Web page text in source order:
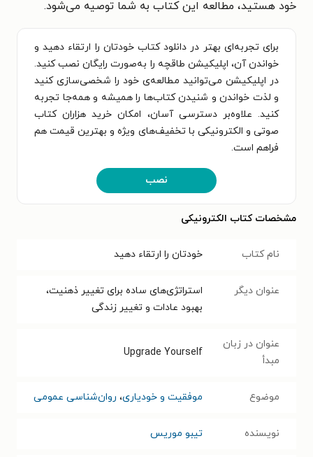
خود هستید، مطالعه این کتاب به شما توصیه می‌شود.
برای تجربه‌ای بهتر در دانلود کتاب خودتان را ارتقاء دهید و
خواندن آن، اپلیکیشن طاقچه را به‌صورت رایگان نصب کنید.
در اپلیکیشن می‌توانید مطالعه‌ی خود را شخصی‌سازی کنید
و لذت خواندن و شنیدن کتاب‌ها را همیشه و همه‌جا تجربه
کنید. علاوه‌بر دسترسی آسان، امکان خرید هزاران کتاب
صوتی و الکترونیکی با تخفیف‌های ویژه و بهترین قیمت هم
فراهم است.
نصب
مشخصات کتاب الکترونیکی
نام کتاب خودتان را ارتقاء دهید
عنوان دیگر
استراتژی‌های ساده برای تغییر ذهنیت،
بهبود عادات و تغییر زندگی
عنوان در زبان
مبدأ
Upgrade Yourself
موضوع موفقیت و خودیاری، روان‌شناسی عمومی
نویسنده تیبو موریس